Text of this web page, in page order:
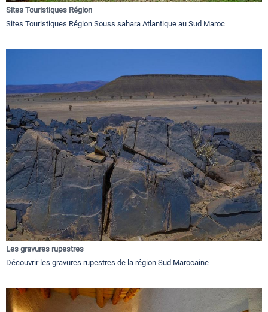
Sites Touristiques Région
Sites Touristiques Région Souss sahara Atlantique au Sud Maroc
Les gravures rupestres
Découvrir les gravures rupestres de la région Sud Marocaine